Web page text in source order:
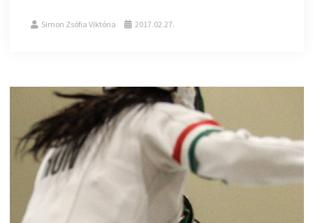
Simon Zsófia Viktória 2017.02.27.